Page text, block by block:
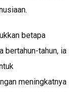
betapa
bertahun-tahun, ia
meningkatnya